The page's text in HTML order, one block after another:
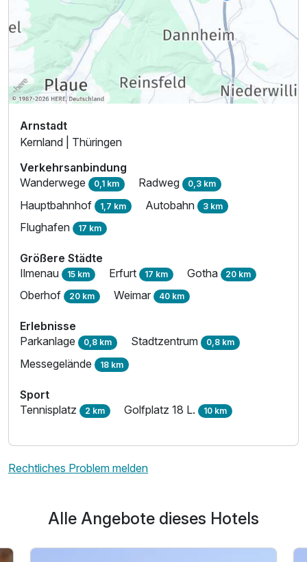
Arnstadt
Kernland | Thüringen
Verkehrsanbindung
Wanderwege 0,1 km Radweg 0,3 km
Hauptbahnhof 1,7 km Autobahn 3 km
Flughafen 17 km
Größere Städte
Ilmenau 15 km Erfurt 17 km Gotha 20 km
Oberhof 20 km Weimar 40 km
Erlebnisse
Parkanlage 0,8 km Stadtzentrum 0,8 km
Messegelände 18 km
Sport
Tennisplatz 2 km Golfplatz 18 L. 10 km
Rechtliches Problem melden
Alle Angebote dieses Hotels